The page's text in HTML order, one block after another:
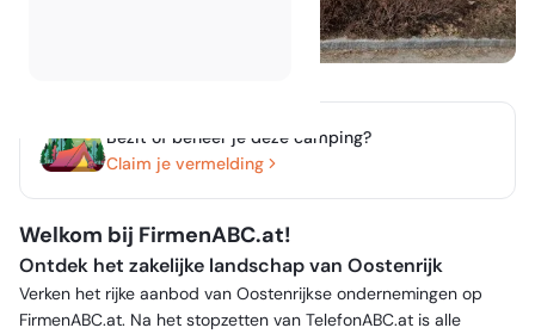
Bezit of beheer je deze camping?
Claim je vermelding
Welkom bij FirmenABC.at!
Ontdek het zakelijke landschap van Oostenrijk
Verken het rijke aanbod van Oostenrijkse ondernemingen op
FirmenABC.at. Na het stopzetten van TelefonABC.at is alle